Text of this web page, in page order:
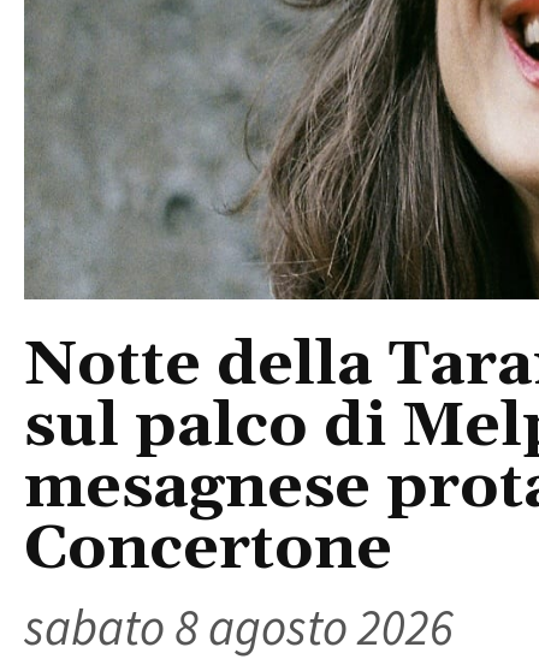
Notte della
sul palco di
mesagnese
Concertone
sabato 8 agosto 2026